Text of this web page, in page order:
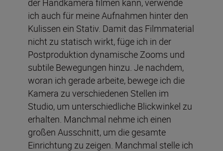
der Handkamera filmen kann, verwende
ich auch für meine Aufnahmen hinter den
Kulissen ein Stativ. Damit das Filmmaterial
nicht zu statisch wirkt, füge ich in der
Postproduktion dynamische Zooms und
subtile Bewegungen hinzu. Je nachdem,
woran ich gerade arbeite, bewege ich die
Kamera zu verschiedenen Stellen im
Studio, um unterschiedliche Blickwinkel zu
erhalten. Manchmal nehme ich einen
großen Ausschnitt, um die gesamte
Einrichtung zu zeigen. Manchmal stelle ich